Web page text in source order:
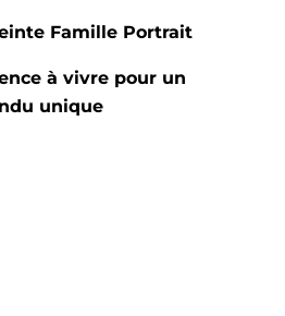
Famille Portrait
à vivre pour un
unique